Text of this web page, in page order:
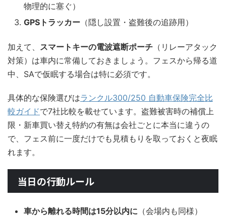
物理的に塞ぐ）
GPSトラッカー （隠し設置・盗難後の追跡用）
加えて、 スマートキーの電波遮断ポーチ （リレーアタック
対策）は車内に常備しておきましょう。フェスから帰る道
中、SAで仮眠する場合は特に必須です。
具体的な保険選びはランクル300/250 自動車保険完全比
較ガイドで7社比較を載せています。盗難被害時の補償上
限・新車買い替え特約の有無は会社ごとに本当に違うの
で、フェス前に一度だけでも見積もりを取っておくと夜眠
れます。
当日の行動ルール
車から離れる時間は15分以内に （会場内も同様）